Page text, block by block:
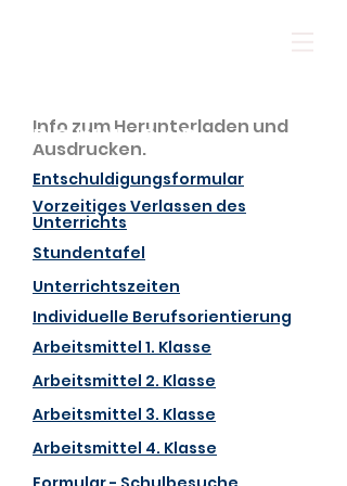
Info zum Herunterladen und
Ausdrucken.
Entschuldigungsformular
Vorzeitiges Verlassen des
Unterrichts
Stundentafel
Unterrichtszeiten
Individuelle Berufsorientierung
Arbeitsmittel 1. Klasse
Arbeitsmittel 2. Klasse
Arbeitsmittel 3. Klasse
Arbeitsmittel 4. Klasse
DOWNLOAD